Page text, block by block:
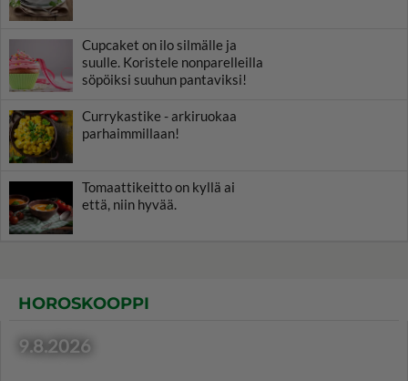
Cupcaket on ilo silmälle ja
suulle. Koristele nonparelleilla
söpöiksi suuhun pantaviksi!
Currykastike - arkiruokaa
parhaimmillaan!
Tomaattikeitto on kyllä ai
että, niin hyvää.
HOROSKOOPPI
9.8.2026